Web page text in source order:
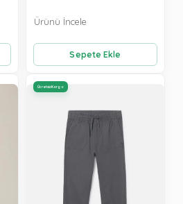
Sepete Ekle
Ürünü İncele
Ücretsiz Kargo